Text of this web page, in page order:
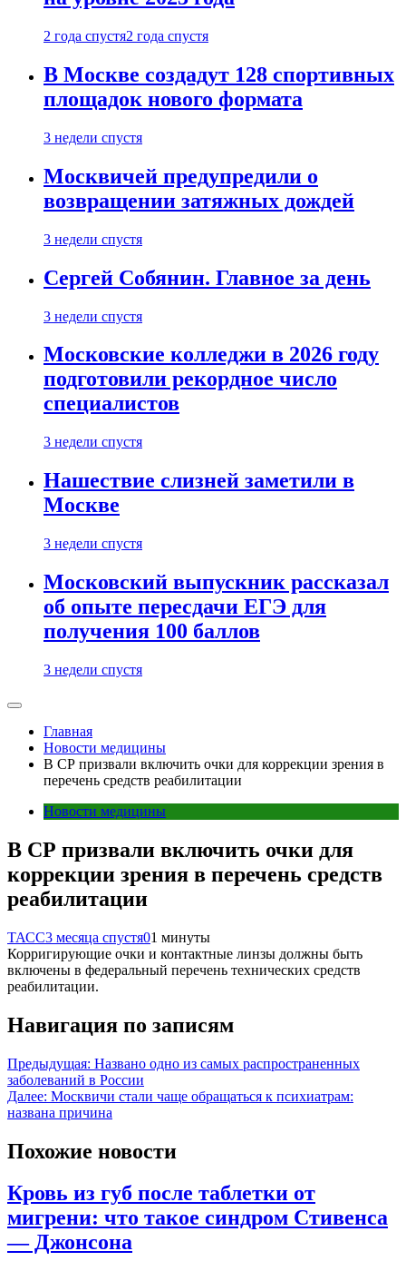
2 года спустя2 года спустя
В Москве создадут 128 спортивных
площадок нового формата
3 недели спустя
Москвичей предупредили о
возвращении затяжных дождей
3 недели спустя
Сергей Собянин. Главное за день
3 недели спустя
Московские колледжи в 2026 году
подготовили рекордное число
специалистов
3 недели спустя
Нашествие слизней заметили в
Москве
3 недели спустя
Московский выпускник рассказал
об опыте пересдачи ЕГЭ для
получения 100 баллов
3 недели спустя
Главная
Новости медицины
В СР призвали включить очки для коррекции зрения в
перечень средств реабилитации
Новости медицины
В СР призвали включить очки для
коррекции зрения в перечень средств
реабилитации
ТАСС3 месяца спустя01 минуты
Корригирующие очки и контактные линзы должны быть
включены в федеральный перечень технических средств
реабилитации.
Навигация по записям
Предыдущая: Названо одно из самых распространенных
заболеваний в России
Далее: Москвичи стали чаще обращаться к психиатрам:
названа причина
Похожие новости
Кровь из губ после таблетки от
мигрени: что такое синдром Стивенса
— Джонсона